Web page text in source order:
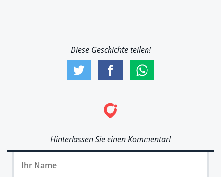
Diese Geschichte teilen!
Hinterlassen Sie einen Kommentar!